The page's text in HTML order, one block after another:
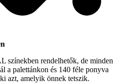
színekben rendelhetők, de minden
a palettánkon és 140 féle ponyva
azt, amelyik önnek tetszik.